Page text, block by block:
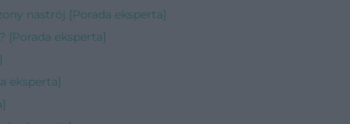
nastrój [Porada eksperta]
[Porada eksperta]
eksperta]